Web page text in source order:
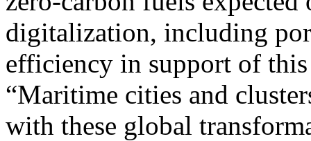
digitalization, including
efficiency in support of
“Maritime cities and
with these global